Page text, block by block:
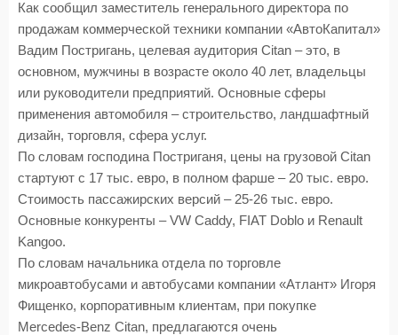
Как сообщил заместитель генерального директора по
продажам коммерческой техники компании «АвтоКапитал»
Вадим Постригань, целевая аудитория Citan – это, в
основном, мужчины в возрасте около 40 лет, владельцы
или руководители предприятий. Основные сферы
применения автомобиля – строительство, ландшафтный
дизайн, торговля, сфера услуг.
По словам господина Постриганя, цены на грузовой Citan
стартуют с 17 тыс. евро, в полном фарше – 20 тыс. евро.
Стоимость пассажирских версий – 25-26 тыс. евро.
Основные конкуренты – VW Caddy, FIAT Doblo и Renault
Kangoo.
По словам начальника отдела по торговле
микроавтобусами и автобусами компании «Атлант» Игоря
Фищенко, корпоративным клиентам, при покупке
Mercedes-Benz Citan, предлагаются очень